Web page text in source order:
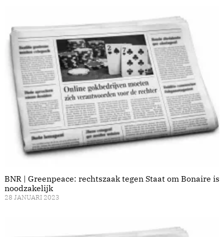
BNR | Greenpeace: rechtszaak tegen Staat om Bonaire is
noodzakelijk
28 JANUARI 2023